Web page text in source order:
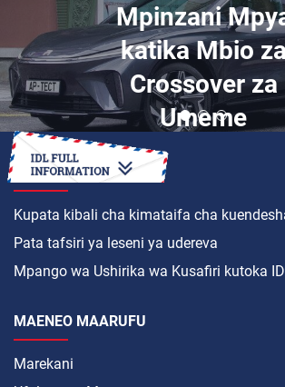
Mpinzani
katika Mbio
Crossover za
Umeme
JINSI YA
Kupata kibali cha kimataifa cha
Pata tafsiri ya leseni ya udereva
Mpango wa Ushirika wa Kusafiri kutoka
MAENEO MAARUFU
Marekani